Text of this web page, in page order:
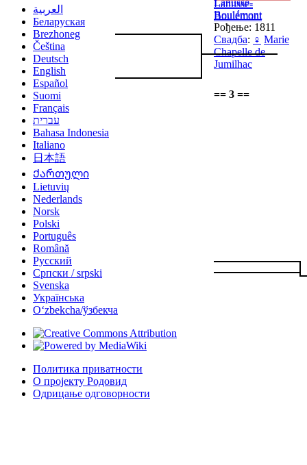
Lanusse-
Boulémont
Lanusse-
Boulémont
Рођење: 1811
Свадба: ♀ Marie
Chapelle de
Jumilhac
== 3 ==
العربية
Беларуская
Brezhoneg
Čeština
Deutsch
English
Español
Suomi
Français
עברית
Bahasa Indonesia
Italiano
日本語
Ქართული
Lietuvių
Nederlands
Norsk
Polski
Português
Română
Русский
Српски / srpski
Svenska
Українська
Oʻzbekcha/ўзбекча
Политика приватности
О пројекту Родовид
Одрицање одговорности